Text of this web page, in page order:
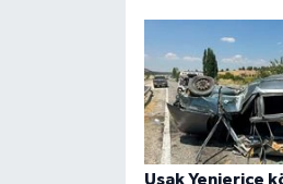
Uşak Yenierice